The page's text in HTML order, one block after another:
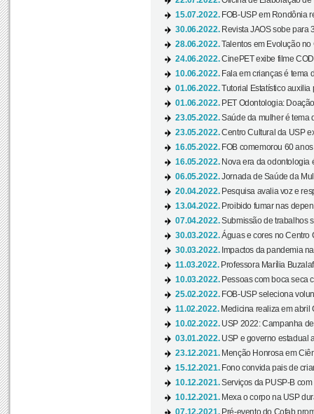
15.07.2022. FOB-USP em Rondônia
30.06.2022. Revista JAOS sobe para
28.06.2022.Talentos em Evolução no
24.06.2022.CinePET exibe filme
10.06.2022. Fala em crianças é tema
01.06.2022.Tutorial Estatístico auxilia
01.06.2022. PET Odontologia:
23.05.2022.Saúde da mulher é tema
23.05.2022.Centro Cultural da USP
16.05.2022. FOB comemorou 60
16.05.2022. Nova era da odontologia
06.05.2022.Jornada de Saúde da
20.04.2022. Pesquisa avalia voz e
13.04.2022. Proibido fumar nas
07.04.2022.Submissão de trabalhos
30.03.2022.Águas e cores no Centro
30.03.2022. Impactos da pandemia
11.03.2022. Professora Marília
10.03.2022. Pessoas com boca seca
25.02.2022. FOB-USP seleciona
11.02.2022. Medicina realiza em abril
10.02.2022. USP 2022: Campanha
03.01.2022. USP e governo estadual
23.12.2021. Menção Honrosa em
15.12.2021. Fono convida pais de
10.12.2021.Serviços da PUSP-B
10.12.2021. Mexa o corpo na USP
07.12.2021. Pré-evento do Cofab